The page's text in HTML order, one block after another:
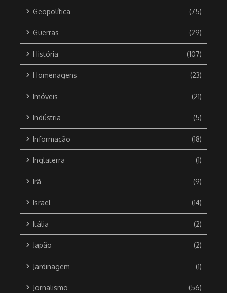
Geopolítica (75)
Guerras (29)
História (107)
Homenagens (23)
Imóveis (21)
Indústria (5)
Informação (18)
Inglaterra (1)
Irã (9)
Israel (14)
Itália (2)
Japão (2)
Jardinagem (1)
Jornalismo (56)